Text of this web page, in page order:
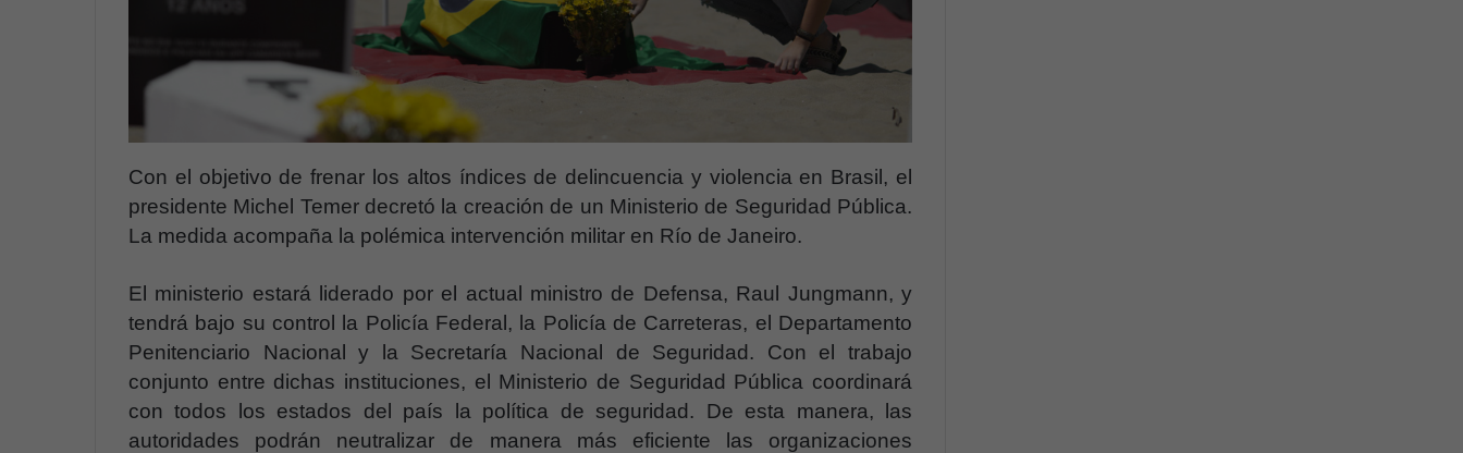
Con el objetivo de frenar los altos índices de delincuencia y violencia en Brasil, el
presidente Michel Temer decretó la creación de un Ministerio de Seguridad Pública.
La medida acompaña la polémica intervención militar en Río de Janeiro.
El ministerio estará liderado por el actual ministro de Defensa, Raul Jungmann, y
tendrá bajo su control la Policía Federal, la Policía de Carreteras, el Departamento
Penitenciario Nacional y la Secretaría Nacional de Seguridad. Con el trabajo
conjunto entre dichas instituciones, el Ministerio de Seguridad Pública coordinará
con todos los estados del país la política de seguridad. De esta manera, las
autoridades podrán neutralizar de manera más eficiente las organizaciones